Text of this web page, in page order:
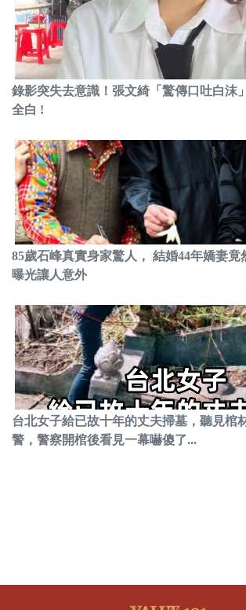
錄影突失去意識！張文綺「驚傳口吐白沫
全白 !
85歲石峰真實身家驚人， 結婚44年嬌妻竟
曝光讓人意外
台北女子給已故十年的丈夫掃墓，聽見棺
警，警察開棺後看見一幕嚇傻了...